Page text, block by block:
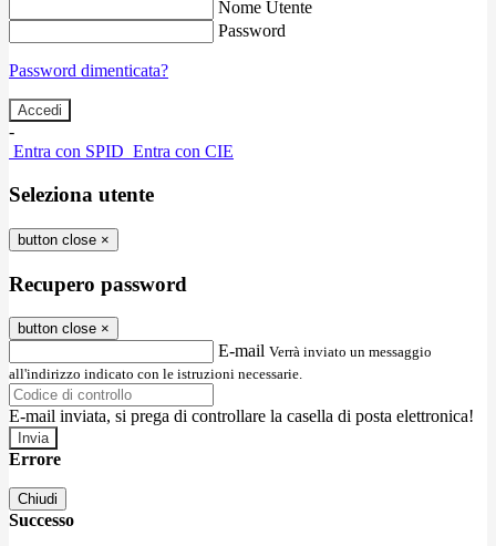
Nome Utente
Password
Password dimenticata?
-
Entra con SPID Entra con CIE
Seleziona utente
button close ×
Recupero password
button close ×
E-mail Verrà inviato un messaggio
all'indirizzo indicato con le istruzioni necessarie.
E-mail inviata, si prega di controllare la casella di posta elettronica!
Errore
Chiudi
Successo